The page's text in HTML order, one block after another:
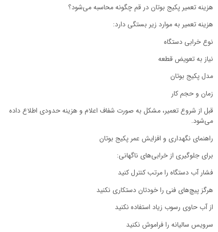
هزینه تعمیر پکیج بوتان در قم چگونه محاسبه می‌شود؟
هزینه تعمیر به موارد زیر بستگی دارد:
نوع خرابی دستگاه
نیاز به تعویض قطعه
مدل پکیج بوتان
زمان و حجم کار
قبل از شروع تعمیر، مشکل به صورت شفاف اعلام و هزینه حدودی اطلاع داده
می‌شود.
راهنمای نگهداری و افزایش عمر پکیج بوتان
برای جلوگیری از خرابی‌های ناگهانی:
فشار آب دستگاه را مرتب کنترل کنید
هرگز پیچ‌های فنی را خودتان دستکاری نکنید
از آب حاوی رسوب زیاد استفاده نکنید
سرویس سالیانه را فراموش نکنید